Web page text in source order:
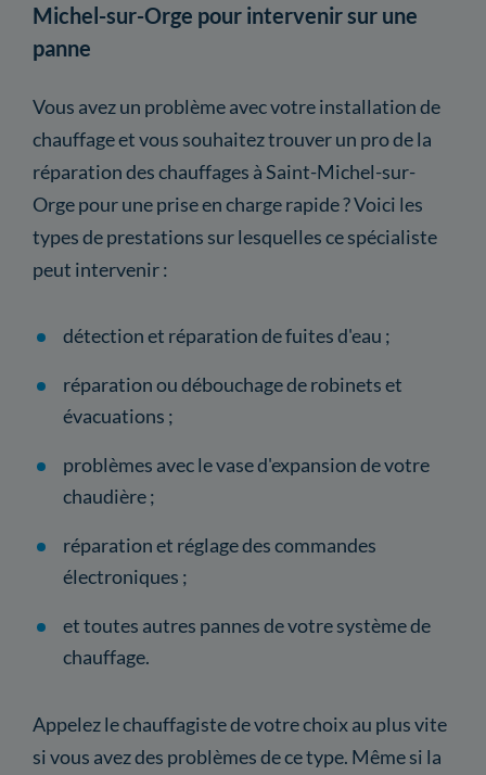
Michel-sur-Orge pour intervenir sur une
panne
Vous avez un problème avec votre installation de
chauffage et vous souhaitez trouver un pro de la
réparation des chauffages à Saint-Michel-sur-
Orge pour une prise en charge rapide ? Voici les
types de prestations sur lesquelles ce spécialiste
peut intervenir :
détection et réparation de fuites d'eau ;
réparation ou débouchage de robinets et
évacuations ;
problèmes avec le vase d'expansion de votre
chaudière ;
réparation et réglage des commandes
électroniques ;
et toutes autres pannes de votre système de
chauffage.
Appelez le chauffagiste de votre choix au plus vite
si vous avez des problèmes de ce type. Même si la